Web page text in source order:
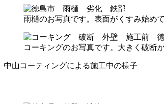
雨樋のお写真です。表面がくすみ始め
コーキングのお写真です。大きく破断
中山コーティングによる施工中の様子